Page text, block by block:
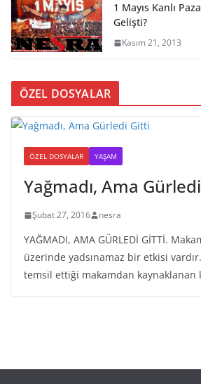
1 Mayıs Kanlı
Gelişti?
Kasım 21, 2013
ÖZEL DOSYALAR
ÖZEL DOSYALAR YAŞAM
Yağmadı, Ama
Şubat 27, 2016 nesra
YAĞMADI, AMA GÜRLEDİ GİTTİ.
üzerinde yadsınamaz bir etkisi
temsil ettiği makamdan kaynaklanan